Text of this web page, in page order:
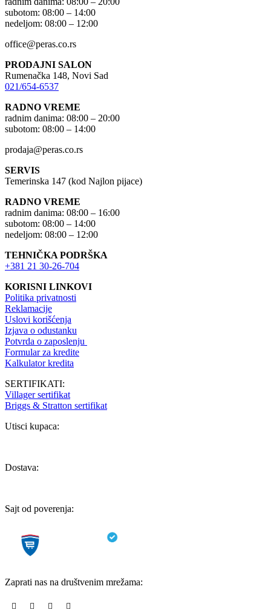
subotom: 08:00 – 14:00
nedeljom: 08:00 – 12:00
office@peras.co.rs
PRODAJNI SALON
Rumenačka 148, Novi Sad
021/654-6537
RADNO VREME
radnim danima: 08:00 – 20:00
subotom: 08:00 – 14:00
prodaja@peras.co.rs
SERVIS
Temerinska 147 (kod Najlon pijace)
RADNO VREME
radnim danima: 08:00 – 16:00
subotom: 08:00 – 14:00
nedeljom: 08:00 – 12:00
TEHNIČKA PODRŠKA
+381 21 30-26-704
KORISNI LINKOVI
Politika privatnosti
Reklamacije
Uslovi korišćenja
Izjava o odustanku
Potvrda o zaposlenju
Formular za kredite
Kalkulator kredita
SERTIFIKATI:
Villager sertifikat
Briggs & Stratton sertifikat
Utisci kupaca:
Dostava:
Sajt od poverenja:
Zaprati nas na društvenim mrežama: